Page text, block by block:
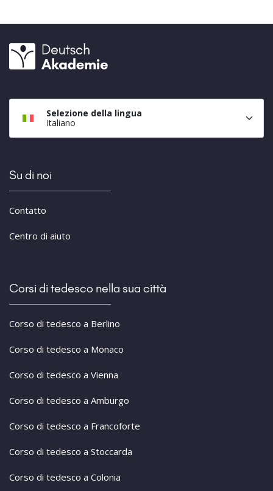
Selezione della lingua
Italiano
Su di noi
Contatto
Centro di aiuto
Corsi di tedesco nella sua città
Corso di tedesco a Berlino
Corso di tedesco a Monaco
Corso di tedesco a Vienna
Corso di tedesco a Amburgo
Corso di tedesco a Francoforte
Corso di tedesco a Stoccarda
Corso di tedesco a Colonia